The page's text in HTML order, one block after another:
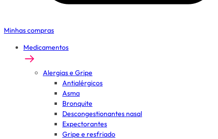
Minhas compras
Medicamentos
Alergias e Gripe
Antialérgicos
Asma
Bronquite
Descongestionantes nasal
Expectorantes
Gripe e resfriado